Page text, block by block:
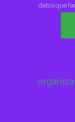
datos que
organiza